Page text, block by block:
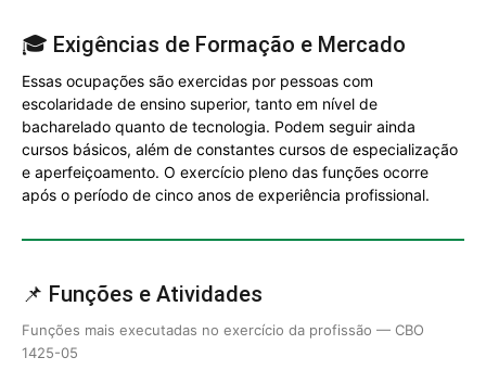
🎓 Exigências de Formação e Mercado
Essas ocupações são exercidas por pessoas com
escolaridade de ensino superior, tanto em nível de
bacharelado quanto de tecnologia. Podem seguir ainda
cursos básicos, além de constantes cursos de especialização
e aperfeiçoamento. O exercício pleno das funções ocorre
após o período de cinco anos de experiência profissional.
📌 Funções e Atividades
Funções mais executadas no exercício da profissão — CBO
1425-05